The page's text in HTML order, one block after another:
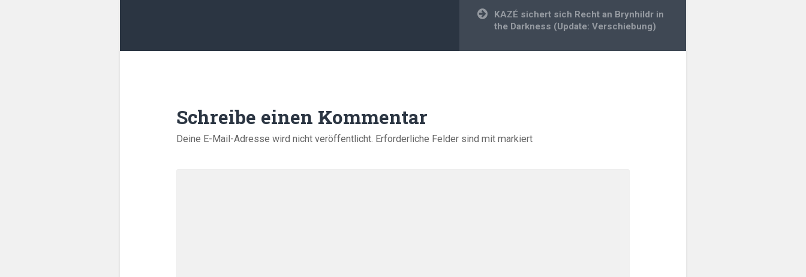
KAZÉ sichert sich Recht an Brynhildr in
the Darkness (Update: Verschiebung)
Schreibe einen Kommentar
Deine E-Mail-Adresse wird nicht veröffentlicht. Erforderliche Felder sind mitmarkiert